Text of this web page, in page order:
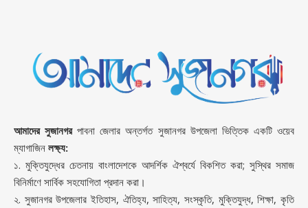
আমাদের সুজানগরপাবনা জেলার অন্তর্গত সুজানগর উপজেলা ভিত্তিক একটি ওয়েব
ম্যাগাজিন লক্ষ্য:
১. মুক্তিযুদ্ধের চেতনায় বাংলাদেশকে আদর্শিক ঐশ্বর্যে বিকশিত করা; সুস্থির সমাজ
বিনির্মাণে সার্বিক সহযোগিতা প্রদান করা।
২. সুজানগর উপজেলার ইতিহাস, ঐতিহ্য, সাহিত্য, সংস্কৃতি, মুক্তিযুদ্ধ, শিক্ষা, কৃতি